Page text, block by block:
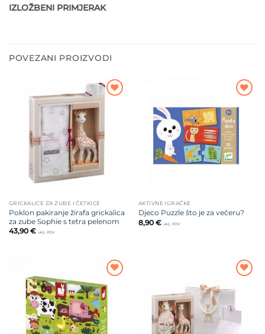
IZLOŽBENI PRIMJERAK
POVEZANI PROIZVODI
Dodajte
GRICKALICE ZA ZUBE I ČETKICE
Poklon pakiranje žirafa grickalica
za zube Sophie s tetra pelenom
43,90 € uklj. PDV
na listu
želja
AKTIVNE IGRAČKE
Djeco Puzzle što je za večeru?
8,90 € uklj. PDV
Dodajte
na listu
želja
na listu